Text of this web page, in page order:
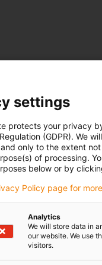
settings
protects your privacy
(GDPR). We
only to the extent
of processing.
below or by
Policy page for more
Analytics
We will store data in
our website. We use
visitors.